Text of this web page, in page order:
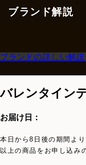
ブランド解説
ブランドの詳しい解説
バレンタイン
お届け日：
本日から8日後の期間よ
以上の商品をお申し込み